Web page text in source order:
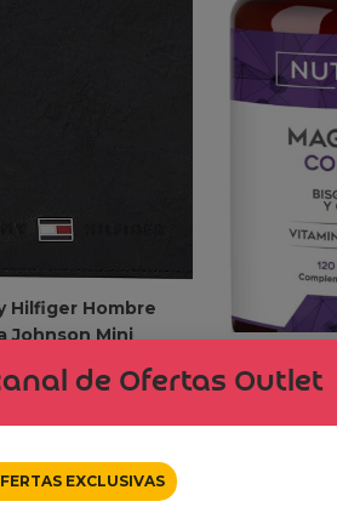
Hilfiger Hombre
Johnson Mini
49,90€
1545mg +
Reduce
–
de Ofertas Outlet
EXCLUSIVAS